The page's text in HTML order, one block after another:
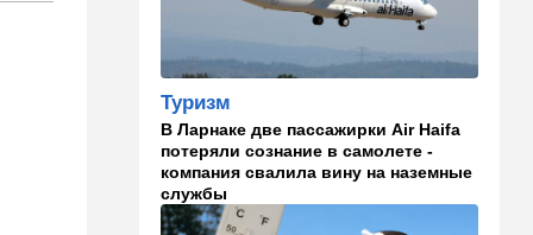
Израиль
колеса после гибели
военных в Ливане
12:46 Спорт
Иранский режим получил
удар по самолюбию -
публично, от женщин, из
Австралии
Туризм
В Ларнаке две пассажирки Air Haifa
потеряли сознание в самолете -
компания свалила вину на наземные
службы